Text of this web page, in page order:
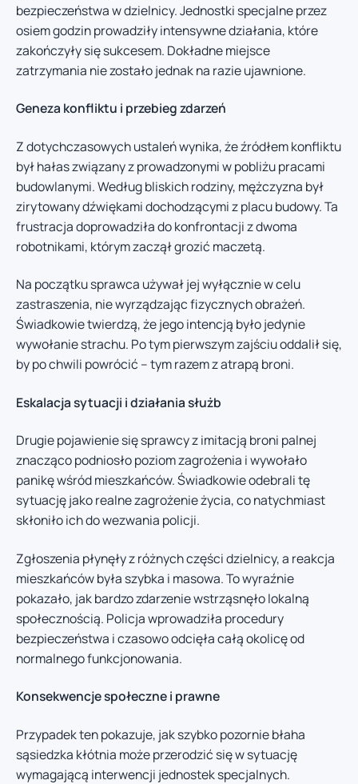
bezpieczeństwa w dzielnicy. Jednostki specjalne przez
osiem godzin prowadziły intensywne działania, które
zakończyły się sukcesem. Dokładne miejsce
zatrzymania nie zostało jednak na razie ujawnione.
Geneza konfliktu i przebieg zdarzeń
Z dotychczasowych ustaleń wynika, że źródłem konfliktu
był hałas związany z prowadzonymi w pobliżu pracami
budowlanymi. Według bliskich rodziny, mężczyzna był
zirytowany dźwiękami dochodzącymi z placu budowy. Ta
frustracja doprowadziła do konfrontacji z dwoma
robotnikami, którym zaczął grozić maczetą.
Na początku sprawca używał jej wyłącznie w celu
zastraszenia, nie wyrządzając fizycznych obrażeń.
Świadkowie twierdzą, że jego intencją było jedynie
wywołanie strachu. Po tym pierwszym zajściu oddalił się,
by po chwili powrócić – tym razem z atrapą broni.
Eskalacja sytuacji i działania służb
Drugie pojawienie się sprawcy z imitacją broni palnej
znacząco podniosło poziom zagrożenia i wywołało
panikę wśród mieszkańców. Świadkowie odebrali tę
sytuację jako realne zagrożenie życia, co natychmiast
skłoniło ich do wezwania policji.
Zgłoszenia płynęły z różnych części dzielnicy, a reakcja
mieszkańców była szybka i masowa. To wyraźnie
pokazało, jak bardzo zdarzenie wstrząsnęło lokalną
społecznością. Policja wprowadziła procedury
bezpieczeństwa i czasowo odcięła całą okolicę od
normalnego funkcjonowania.
Konsekwencje społeczne i prawne
Przypadek ten pokazuje, jak szybko pozornie błaha
sąsiedzka kłótnia może przerodzić się w sytuację
wymagającą interwencji jednostek specjalnych.